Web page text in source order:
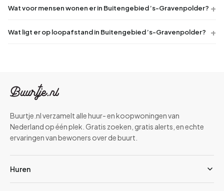
Wat voor mensen wonen er in Buitengebied ’s-Gravenpolder?
Wat ligt er op loopafstand in Buitengebied ’s-Gravenpolder?
Buurtje.nl verzamelt alle huur- en koopwoningen van
Nederland op één plek. Gratis zoeken, gratis alerts, en echte
ervaringen van bewoners over de buurt.
Huren